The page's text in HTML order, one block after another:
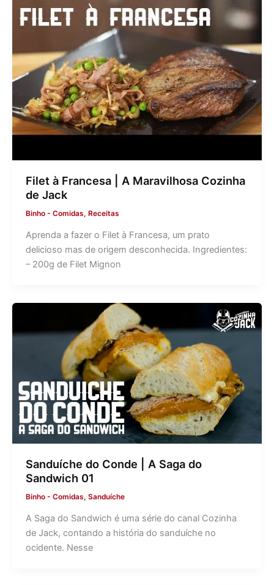
Filet à Francesa | A Maravilhosa Cozinha
de Jack
Binho - Comidas, Receitas
Aprenda a fazer o Filet à Francesa, um prato
delicioso mas de origem desconhecida. Ingredientes:
– 200g de Filet Mignon
Sanduíche do Conde | A Saga do
Sandwich 01
Binho - Comidas, Sanduíche
A Saga do Sandwich é uma série do canal Cozinha
de Jack, contando a história do sanduíche no
ocidente. Nesse